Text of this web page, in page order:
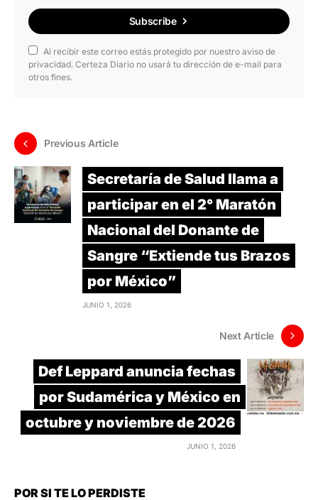
Subscribe
Al recibir este correo estás protegido por nuestro aviso de
privacidad. Certeza Diario no usará tu dirección de e-mail para
otros fines.
Previous Article
Secretaría de Salud llama a
participar en el 2° Maratón
Nacional del Donante de
Sangre “Extiende tus Brazos
por México”
JUNIO 1, 2026
Next Article
Def Leppard anuncia fechas
por Sudamérica y México en
octubre y noviembre de 2026
JUNIO 1, 2026
POR SI TE LO PERDISTE